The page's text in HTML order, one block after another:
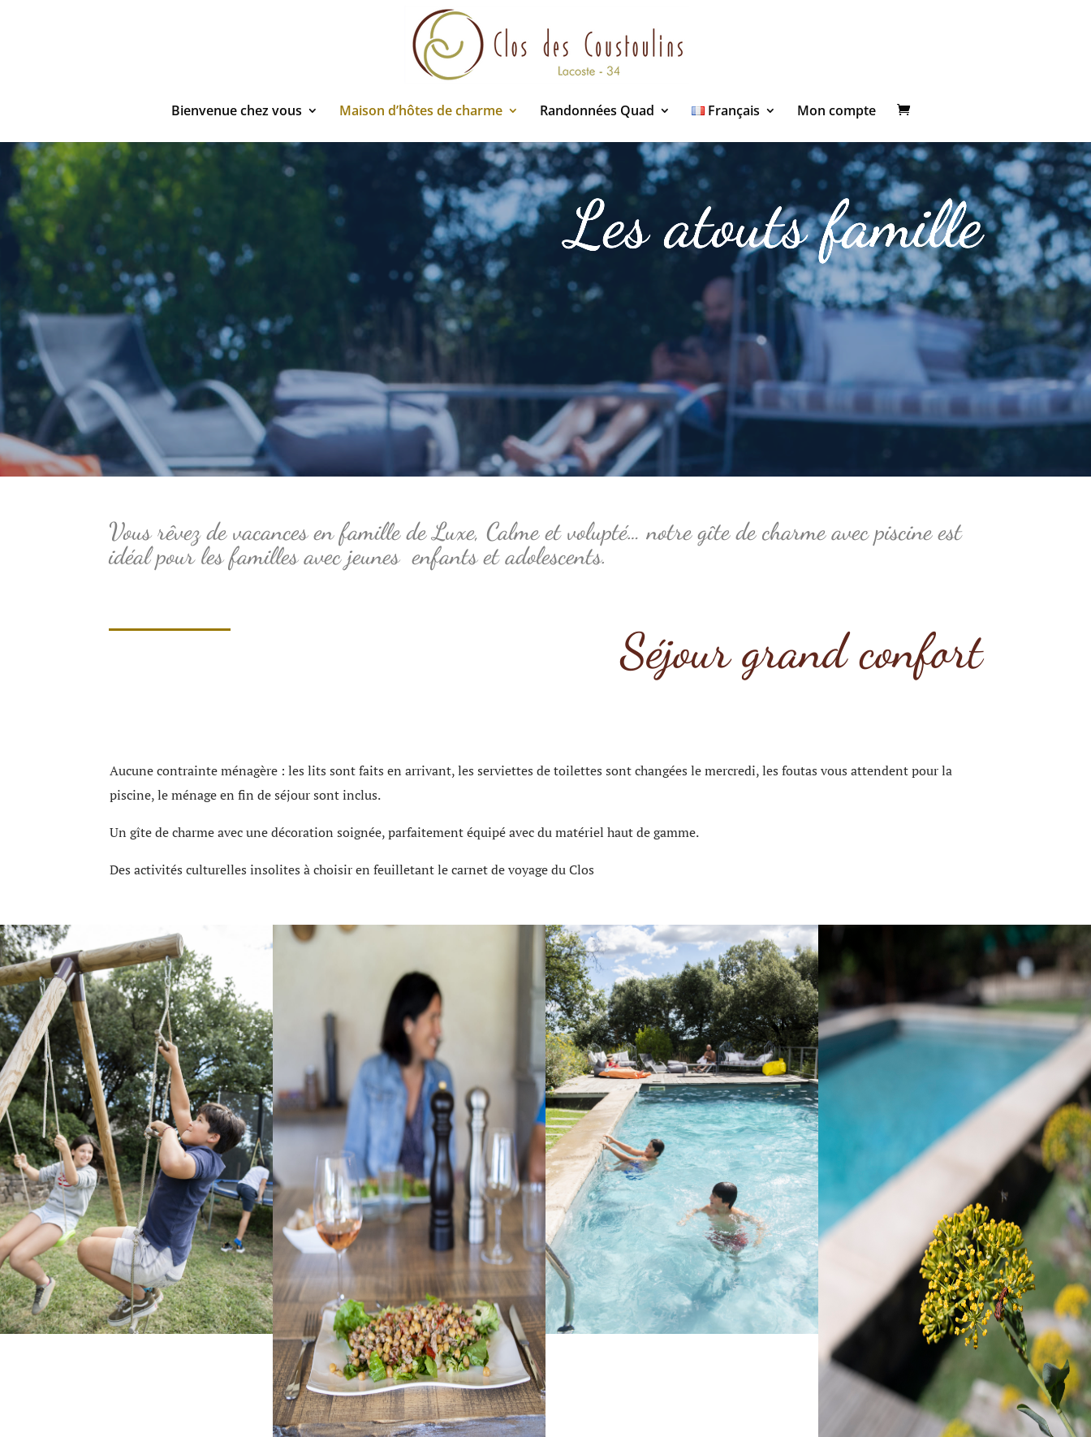
Bienvenue chez vous Maison d’hôtes de charme Randonnées Quad Français Mon compte
Les atouts famille
Vous rêvez de vacances en famille de Luxe, Calme et volupté… notre gîte de charme avec piscine est
idéal pour les familles avec jeunes enfants et adolescents.
Séjour grand confort
Aucune contrainte ménagère : les lits sont faits en arrivant, les serviettes de toilettes sont changées le mercredi, les foutas vous attendent pour la
piscine, le ménage en fin de séjour sont inclus.
Un gîte de charme avec une décoration soignée, parfaitement équipé avec du matériel haut de gamme.
Des activités culturelles insolites à choisir en feuilletant le carnet de voyage du Clos